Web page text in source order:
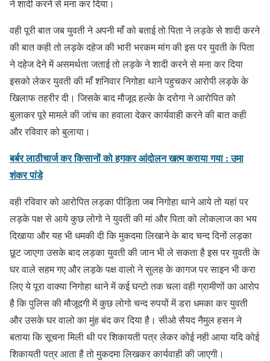
ने शादी करने से मना कर दिया।
वही पूरी बात जब युवती ने अपनी माँ को बताई तो पिता ने लड़के से शादी करने
की बात कही तो लड़के दहेज की भारी भरकम मांग की इस पर युवती के पिता
ने दहेज देने में असमर्थता जताई तो लड़के ने शादी करने से मना कर दिया
इसको लेकर युवती की माँ शनिवार निगोहा थाने पहुचकर आरोपी लड़के के
खिलाफ तहरीर दी। जिसके बाद मौजूद हल्के के दरोगा ने आरोपित को
बुलाकर पूरे मामले की जांच का हवाला देकर कार्यवाही करने की बात कही
और रविवार को बुलाया।
बर्बर लाठीचार्ज कर किसानों को हगकर आंदोलन खत्म कराया गया : उमा
शंकर पांडे
वही रविवार को आरोपित लड़का पीड़िता जब निगोहा थाने आये तो यहां पर
लड़के पक्ष से आये कुछ लोगो ने युवती की मां और पिता को लोकलाज का भय
दिखाया और यह भी धमकी दी कि मुकदमा लिखाने के बाद चन्द दिनों लड़का
छूट जाएगा उसके बाद लड़का युवती की जान भी ले सकता है इस पर युवती के
घर वाले सहम गए और लड़के पक्ष वालो ने सुलह के कागज पर साइन भी करा
लिए ये पूरा वाक्या निगोहा थाने में कई घन्टो तक चला वही ग्रामीणों का आरोप
है कि पुलिस की मौजूदगी में कुछ लोगो चन्द रुपयों में डरा धमका कर युवती
और उसके घर वालो का मुंह बंद कर दिया है। सीओ सैयद नैमुल हसन ने
बताया कि सूचना मिली थी पर शिकायती पत्र लेकर कोई नही आया यदि कोई
शिकायती पत्र आता है तो मुकदमा लिखकर कार्यवाही की जाएगी।